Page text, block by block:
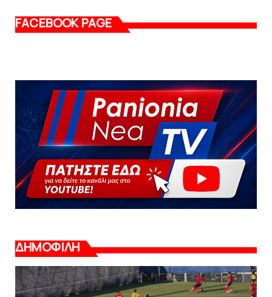
FACEBOOK PAGE
ΔΗΜΟΦΙΛΗ